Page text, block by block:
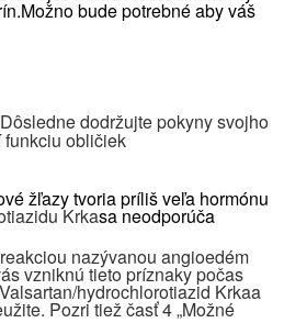
Možno bude potrebné aby váš
dodržujte pokyny svojho
funkciu obličiek
žľazy tvoria príliš veľa hormónu
Krkasa neodporúča
nazývanou angioedém
vzniknú tieto príznaky počas
Valsartan/hydrochlorotiazid Krkaa
Pozri tiež časť 4 „Možné